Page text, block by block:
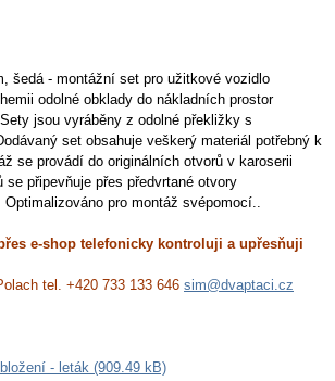
šedá - montážní set pro užitkové vozidlo
odolné obklady do nákladních prostor
jsou vyráběny z odolné překližky s
set obsahuje veškerý materiál potřebný k
se provádí do originálních otvorů v karoserii
připevňuje přes předvrtané otvory
pro montáž svépomocí..
e-shop telefonicky kontroluji a upřesňuji
tel. +420 733 133 646 sim@dvaptaci.cz
- leták (909.49 kB)